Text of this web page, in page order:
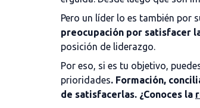
Pero un líder lo es también por
preocupación por satisfacer
posición de liderazgo.
Por eso, si es tu objetivo,
prioridades. Formación,
de satisfacerlas. ¿Conoces la